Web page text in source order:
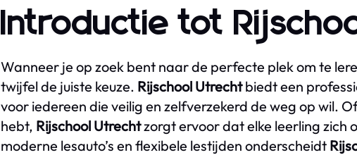
Introductie tot
Wanneer je op zoek bent naar de perfecte plek om te
twijfel de juiste keuze. Rijschool Utrechtbiedt een
voor iedereen die veilig en zelfverzekerd de weg op wil.
hebt, Rijschool Utrechtzorgt ervoor dat elke leerling zich
moderne lesauto’s en flexibele lestijden onderscheidt